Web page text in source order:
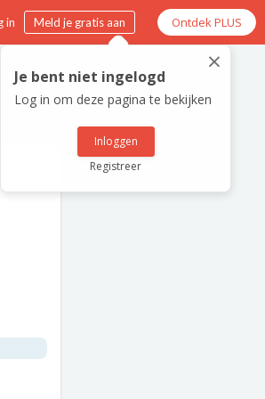
in Meld je gratis aan Ontdek PLUS
×
Je bent niet ingelogd
Log in om deze pagina te bekijken
Inloggen
Registreer